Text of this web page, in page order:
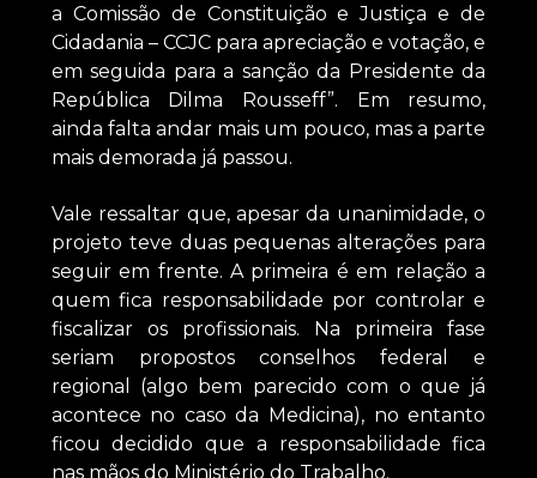
a Comissão de Constituição e Justiça e de
Cidadania – CCJC para apreciação e votação, e
em seguida para a sanção da Presidente da
República Dilma Rousseff”. Em resumo,
ainda falta andar mais um pouco, mas a parte
mais demorada já passou.
Vale ressaltar que, apesar da unanimidade, o
projeto teve duas pequenas alterações para
seguir em frente. A primeira é em relação a
quem fica responsabilidade por controlar e
fiscalizar os profissionais. Na primeira fase
seriam propostos conselhos federal e
regional (algo bem parecido com o que já
acontece no caso da Medicina), no entanto
ficou decidido que a responsabilidade fica
nas mãos do Ministério do Trabalho.